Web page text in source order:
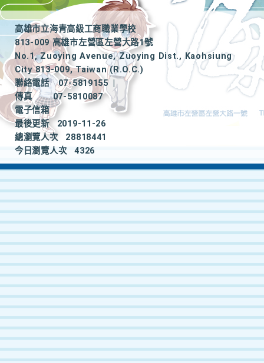
高雄市立海青高級工商職業學校
813-009 高雄市左營區左營大路1號
No.1, Zuoying Avenue, Zuoying Dist., Kaohsiung
City 813-009, Taiwan (R.O.C.)
聯絡電話
07-5819155
|
傳真
07-5810087
電子信箱
最後更新
2019-11-26
總瀏覽人次
28818441
今日瀏覽人次
4326